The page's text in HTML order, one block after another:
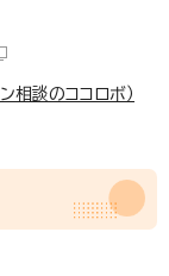
相談のココロボ）